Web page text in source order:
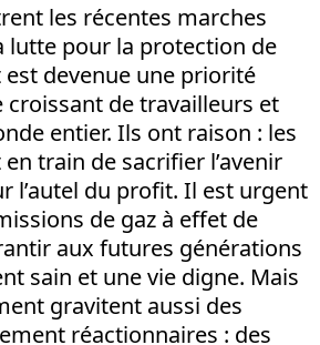
les récentes marches
lutte pour la protection de
est devenue une priorité
de travailleurs et
entier. Ils ont raison : les
train de sacrifier l’avenir
l’autel du profit. Il est urgent
de gaz à effet de
aux futures générations
sain et une vie digne. Mais
gravitent aussi des
réactionnaires : des